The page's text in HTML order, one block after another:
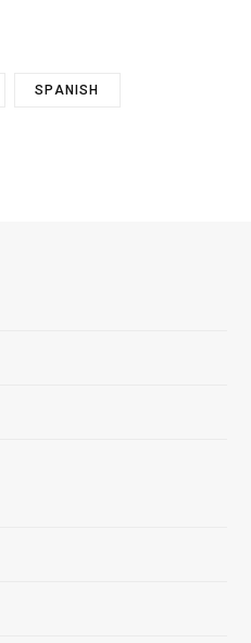
SPANISH